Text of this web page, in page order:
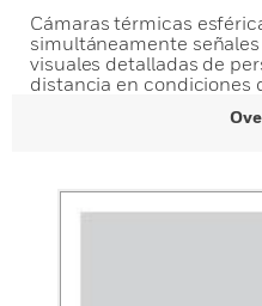
Cámaras térmicas
simultáneamente
visuales detalladas de
distancia en condiciones